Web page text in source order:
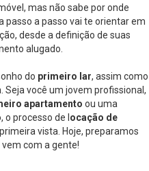
mas não sabe por onde
passo a passo vai te orientar em
desde a definição de suas
alugado.
do primeiro lar, assim como
você um jovem profissional,
apartamento ou uma
, o processo de l ocação de
vista. Hoje, preparamos
com a gente!